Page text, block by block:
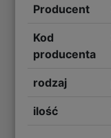
Producent
Kod
producenta
rodzaj
ilość